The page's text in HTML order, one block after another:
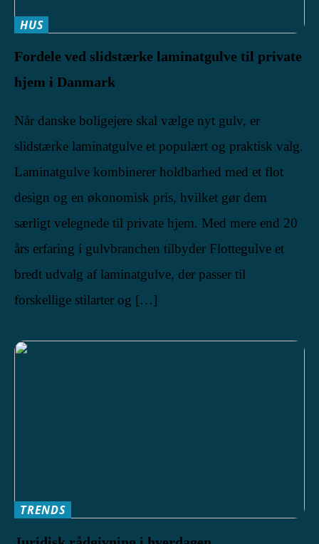
HUS
Fordele ved slidstærke laminatgulve til private
hjem i Danmark
Når danske boligejere skal vælge nyt gulv, er
slidstærke laminatgulve et populært og praktisk valg.
Laminatgulve kombinerer holdbarhed med et flot
design og en økonomisk pris, hvilket gør dem
særligt velegnede til private hjem. Med mere end 20
års erfaring i gulvbranchen tilbyder Flottegulve et
bredt udvalg af laminatgulve, der passer til
forskellige stilarter og […]
TRENDS